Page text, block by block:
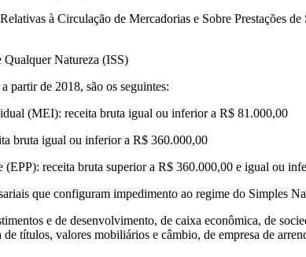
à Circulação de Mercadorias e Sobre Prestações
Qualquer Natureza (ISS)
partir de 2018, são os seguintes:
(MEI): receita bruta igual ou inferior a R$ 81.000,00
bruta igual ou inferior a R$ 360.000,00
(EPP): receita bruta superior a R$ 360.000,00 e igual ou
que configuram impedimento ao regime do Simples
e de desenvolvimento, de caixa econômica, de
títulos, valores mobiliários e câmbio, de empresa de